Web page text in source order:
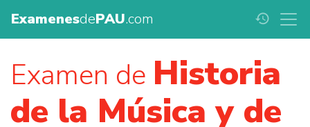
ExamenesdePAU.com history
Examen de Historia
de la Música y de